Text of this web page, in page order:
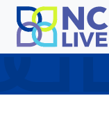
Skip to main